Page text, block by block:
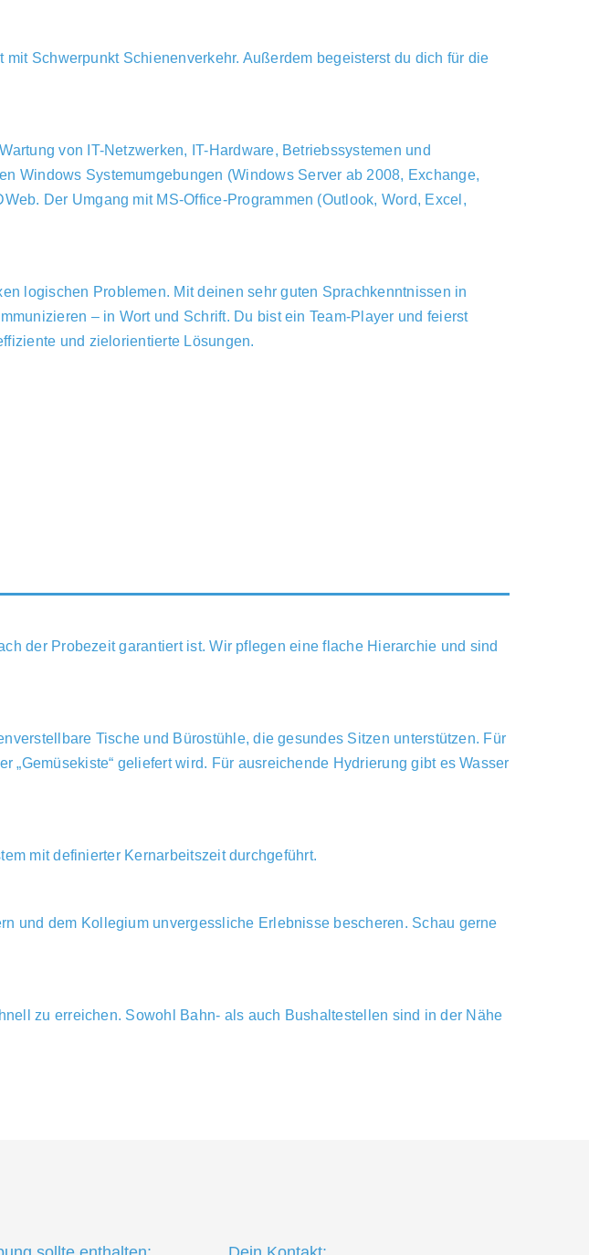
Schwerpunkt Schienenverkehr. Außerdem begeisterst du dich für die
von IT-Netzwerken, IT-Hardware, Betriebssystemen und
Windows Systemumgebungen (Windows Server ab 2008, Exchange,
Der Umgang mit MS-Office-Programmen (Outlook, Word, Excel,
logischen Problemen. Mit deinen sehr guten Sprachkenntnissen in
– in Wort und Schrift. Du bist ein Team-Player und feierst
und zielorientierte Lösungen.
der Probezeit garantiert ist. Wir pflegen eine flache Hierarchie und sind
Tische und Bürostühle, die gesundes Sitzen unterstützen. Für
geliefert wird. Für ausreichende Hydrierung gibt es Wasser
mit definierter Kernarbeitszeit durchgeführt.
und dem Kollegium unvergessliche Erlebnisse bescheren. Schau gerne
zu erreichen. Sowohl Bahn- als auch Bushaltestellen sind in der Nähe